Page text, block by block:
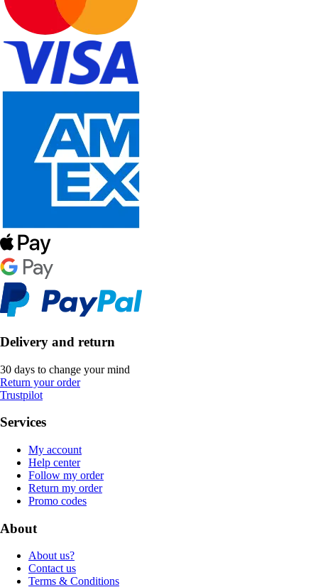
Delivery and return
30 days to change your mind
Return your order
Trustpilot
Services
My account
Help center
Follow my order
Return my order
Promo codes
About
About us?
Contact us
Terms & Conditions